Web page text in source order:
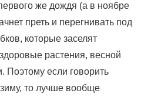
же дождя (а в ноябре
преть и перегнивать под
которые заселят
растения, весной
Поэтому если говорить
то лучше вообще